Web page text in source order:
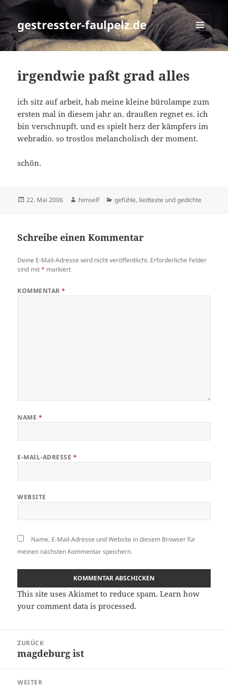
gestresster-faulpelz.de
MENÜ
UND
irgendwie paßt grad alles
ich sitz auf arbeit, hab meine kleine bürolampe zum
ersten mal in diesem jahr an. draußen regnet es. ich
bin verschnupft. und es spielt herz der kämpfers im
webradio. so trostlos melancholisch der moment.
schön.
Veröffentlicht
22. Mai 2006 Autor
himself Kategorien
gefühle, liedtexte und gedichte
Schreibe einen Kommentar
Deine E-Mail-Adresse wird nicht veröffentlicht. Erforderliche Felder
sind mit* markiert
KOMMENTAR*
NAME *
E-MAIL-ADRESSE *
WEBSITE
Name, E-Mail-Adresse und Website in diesem Browser für
meinen nächsten Kommentar speichern.
This site uses Akismet to reduce spam.Learn how
your comment data is processed.
ZURÜCK
Vorheriger
magdeburg ist
WEITER